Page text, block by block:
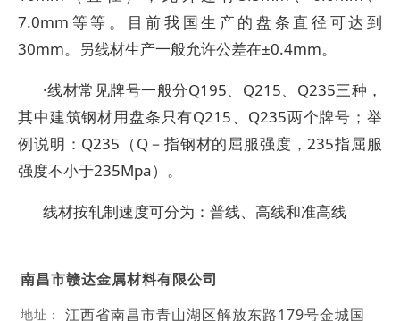
7.0mm等等。目前我国生产的盘条直径可达到
30mm。另线材生产一般允许公差在±0.4mm。
·线材常见牌号一般分Q195、Q215、Q235三种，
其中建筑钢材用盘条只有Q215、Q235两个牌号；举
例说明：Q235（Q－指钢材的屈服强度，235指屈服
强度不小于235Mpa）。
线材按轧制速度可分为：普线、高线和准高线
南昌市赣达金属材料有限公司
地址： 江西省南昌市青山湖区解放东路179号金城国